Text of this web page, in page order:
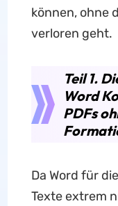
können, ohne
verloren geht.
Teil 1.
Word
PDFs
Da Word für
Texte extrem